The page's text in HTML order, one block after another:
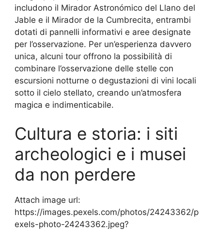
includono il Mirador Astronómico del Llano del
Jable e il Mirador de la Cumbrecita, entrambi
dotati di pannelli informativi e aree designate
per l’osservazione. Per un’esperienza davvero
unica, alcuni tour offrono la possibilità di
combinare l’osservazione delle stelle con
escursioni notturne o degustazioni di vini locali
sotto il cielo stellato, creando un’atmosfera
magica e indimenticabile.
Cultura e storia: i siti
archeologici e i musei
da non perdere
Attach image url:
https://images.pexels.com/photos/24243362/p
exels-photo-24243362.jpeg?